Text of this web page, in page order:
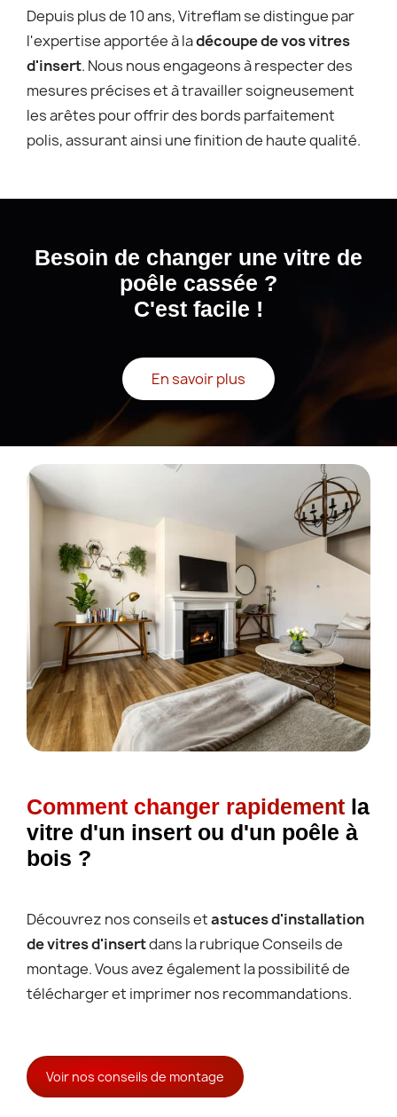
Depuis plus de 10 ans, Vitreflam se distingue par
l'expertise apportée à ladécoupe de vos vitres
d'insert. Nous nous engageons à respecter des
mesures précises et à travailler soigneusement
les arêtes pour offrir des bords parfaitement
polis, assurant ainsi une finition de haute qualité.
Besoin de changer une vitre de
poêle cassée ?
C'est facile !
En savoir plus
Comment changer rapidement la
vitre d'un insert ou d'un poêle à
bois ?
Découvrez nos conseils etastuces d'installation
de vitres d'insertdans la rubrique Conseils de
montage. Vous avez également la possibilité de
télécharger et imprimer nos recommandations.
Voir nos conseils de montage